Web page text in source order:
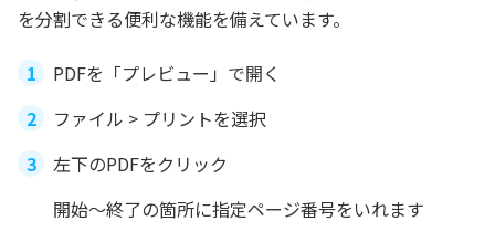
を分割できる便利な機能を備えています。
PDFを「プレビュー」で開く
ファイル > プリントを選択
左下のPDFをクリック
開始〜終了の箇所に指定ページ番号をいれます